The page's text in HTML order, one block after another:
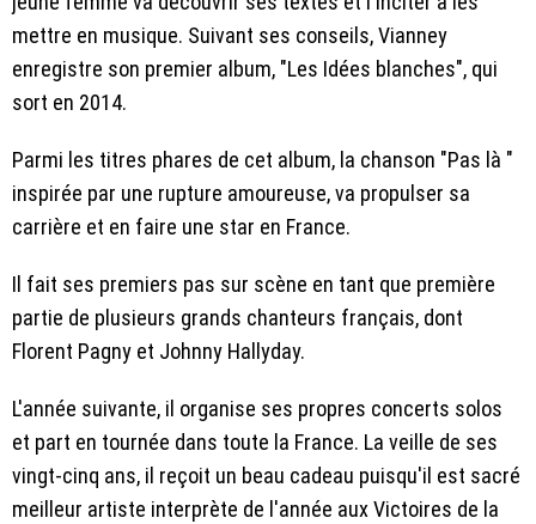
mettre en musique. Suivant ses conseils, Vianney
enregistre son premier album, "Les Idées blanches", qui
sort en 2014.
Parmi les titres phares de cet album, la chanson "Pas là "
inspirée par une rupture amoureuse, va propulser sa
carrière et en faire une star en France.
Il fait ses premiers pas sur scène en tant que première
partie de plusieurs grands chanteurs français, dont
Florent Pagny et Johnny Hallyday.
L'année suivante, il organise ses propres concerts solos
et part en tournée dans toute la France. La veille de ses
vingt-cinq ans, il reçoit un beau cadeau puisqu'il est sacré
meilleur artiste interprète de l'année aux Victoires de la